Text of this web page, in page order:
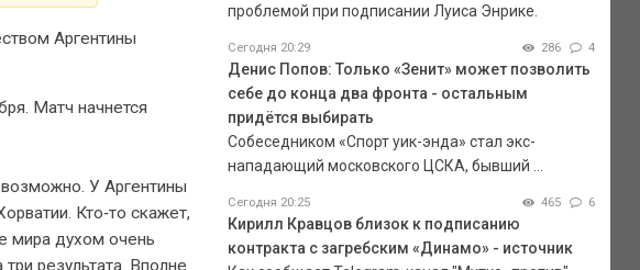
Аргентины
Матч начнется
У Аргентины
Кто‑то скажет,
мира духом очень
результата. Вполне
проблемой при подписании Луиса Энрике.
Сегодня 20:29 286 4
Денис Попов: Только «Зенит» может позволить
себе до конца два фронта - остальным
придётся выбирать
Собеседником «Спорт уик-энда» стал экс-
нападающий московского ЦСКА, бывший ...
Сегодня 20:25 465 6
Кирилл Кравцов близок к подписанию
контракта с загребским «Динамо» - источник